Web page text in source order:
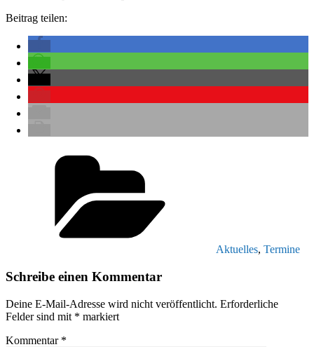
Beitrag teilen:
Aktuelles, Termine
Schreibe einen Kommentar
Deine E-Mail-Adresse wird nicht veröffentlicht. Erforderliche
Felder sind mit * markiert
Kommentar *